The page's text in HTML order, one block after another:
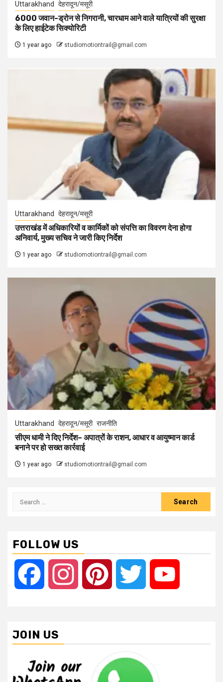
Uttarakhand देहरादून/मसूरी
6000 जवान-ड्रोन से निगरानी, चारधाम आने वाले यात्रियों की सुरक्षा
के लिए हाईटेक सिक्योरिटी
1 year ago studiomotiontrail@gmail.com
Uttarakhand देहरादून/मसूरी
उत्तराखंड में अधिकारियों व कार्मिकों को संपत्ति का विवरण देना होगा
अनिवार्य, मुख्य सचिव ने जारी किए निर्देश
1 year ago studiomotiontrail@gmail.com
Uttarakhand देहरादून/मसूरी राजनीति
सीएम धामी ने दिए निर्देश– अपात्रों के राशन, आधार व आयुष्मान कार्ड
बनाने पर हो सख्त कार्रवाई
1 year ago studiomotiontrail@gmail.com
Search
FOLLOW US
Facebook Instagram Pinterest Twitter
JOIN US